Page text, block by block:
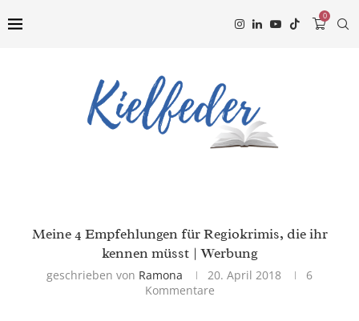
0
Meine 4 Empfehlungen für Regiokrimis, die ihr
kennen müsst | Werbung
geschrieben von Ramona 20. April 2018
6
Kommentare